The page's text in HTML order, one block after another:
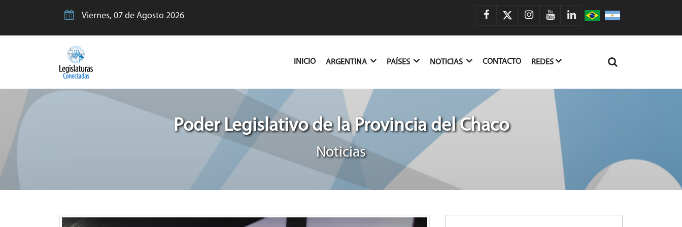
Viernes, 07 de Agosto 2026
INICIO(CURRENT)
ARGENTINA PAÍSES NOTICIAS CONTACTO REDES
Poder Legislativo de la Provincia del Chaco
Noticias